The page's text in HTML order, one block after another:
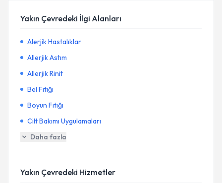
Yakın Çevredeki İlgi Alanları
Alerjik Hastalıklar
Allerjik Astım
Allerjik Rinit
Bel Fıtığı
Boyun Fıtığı
Cilt Bakımı Uygulamaları
Daha fazla
Yakın Çevredeki Hizmetler